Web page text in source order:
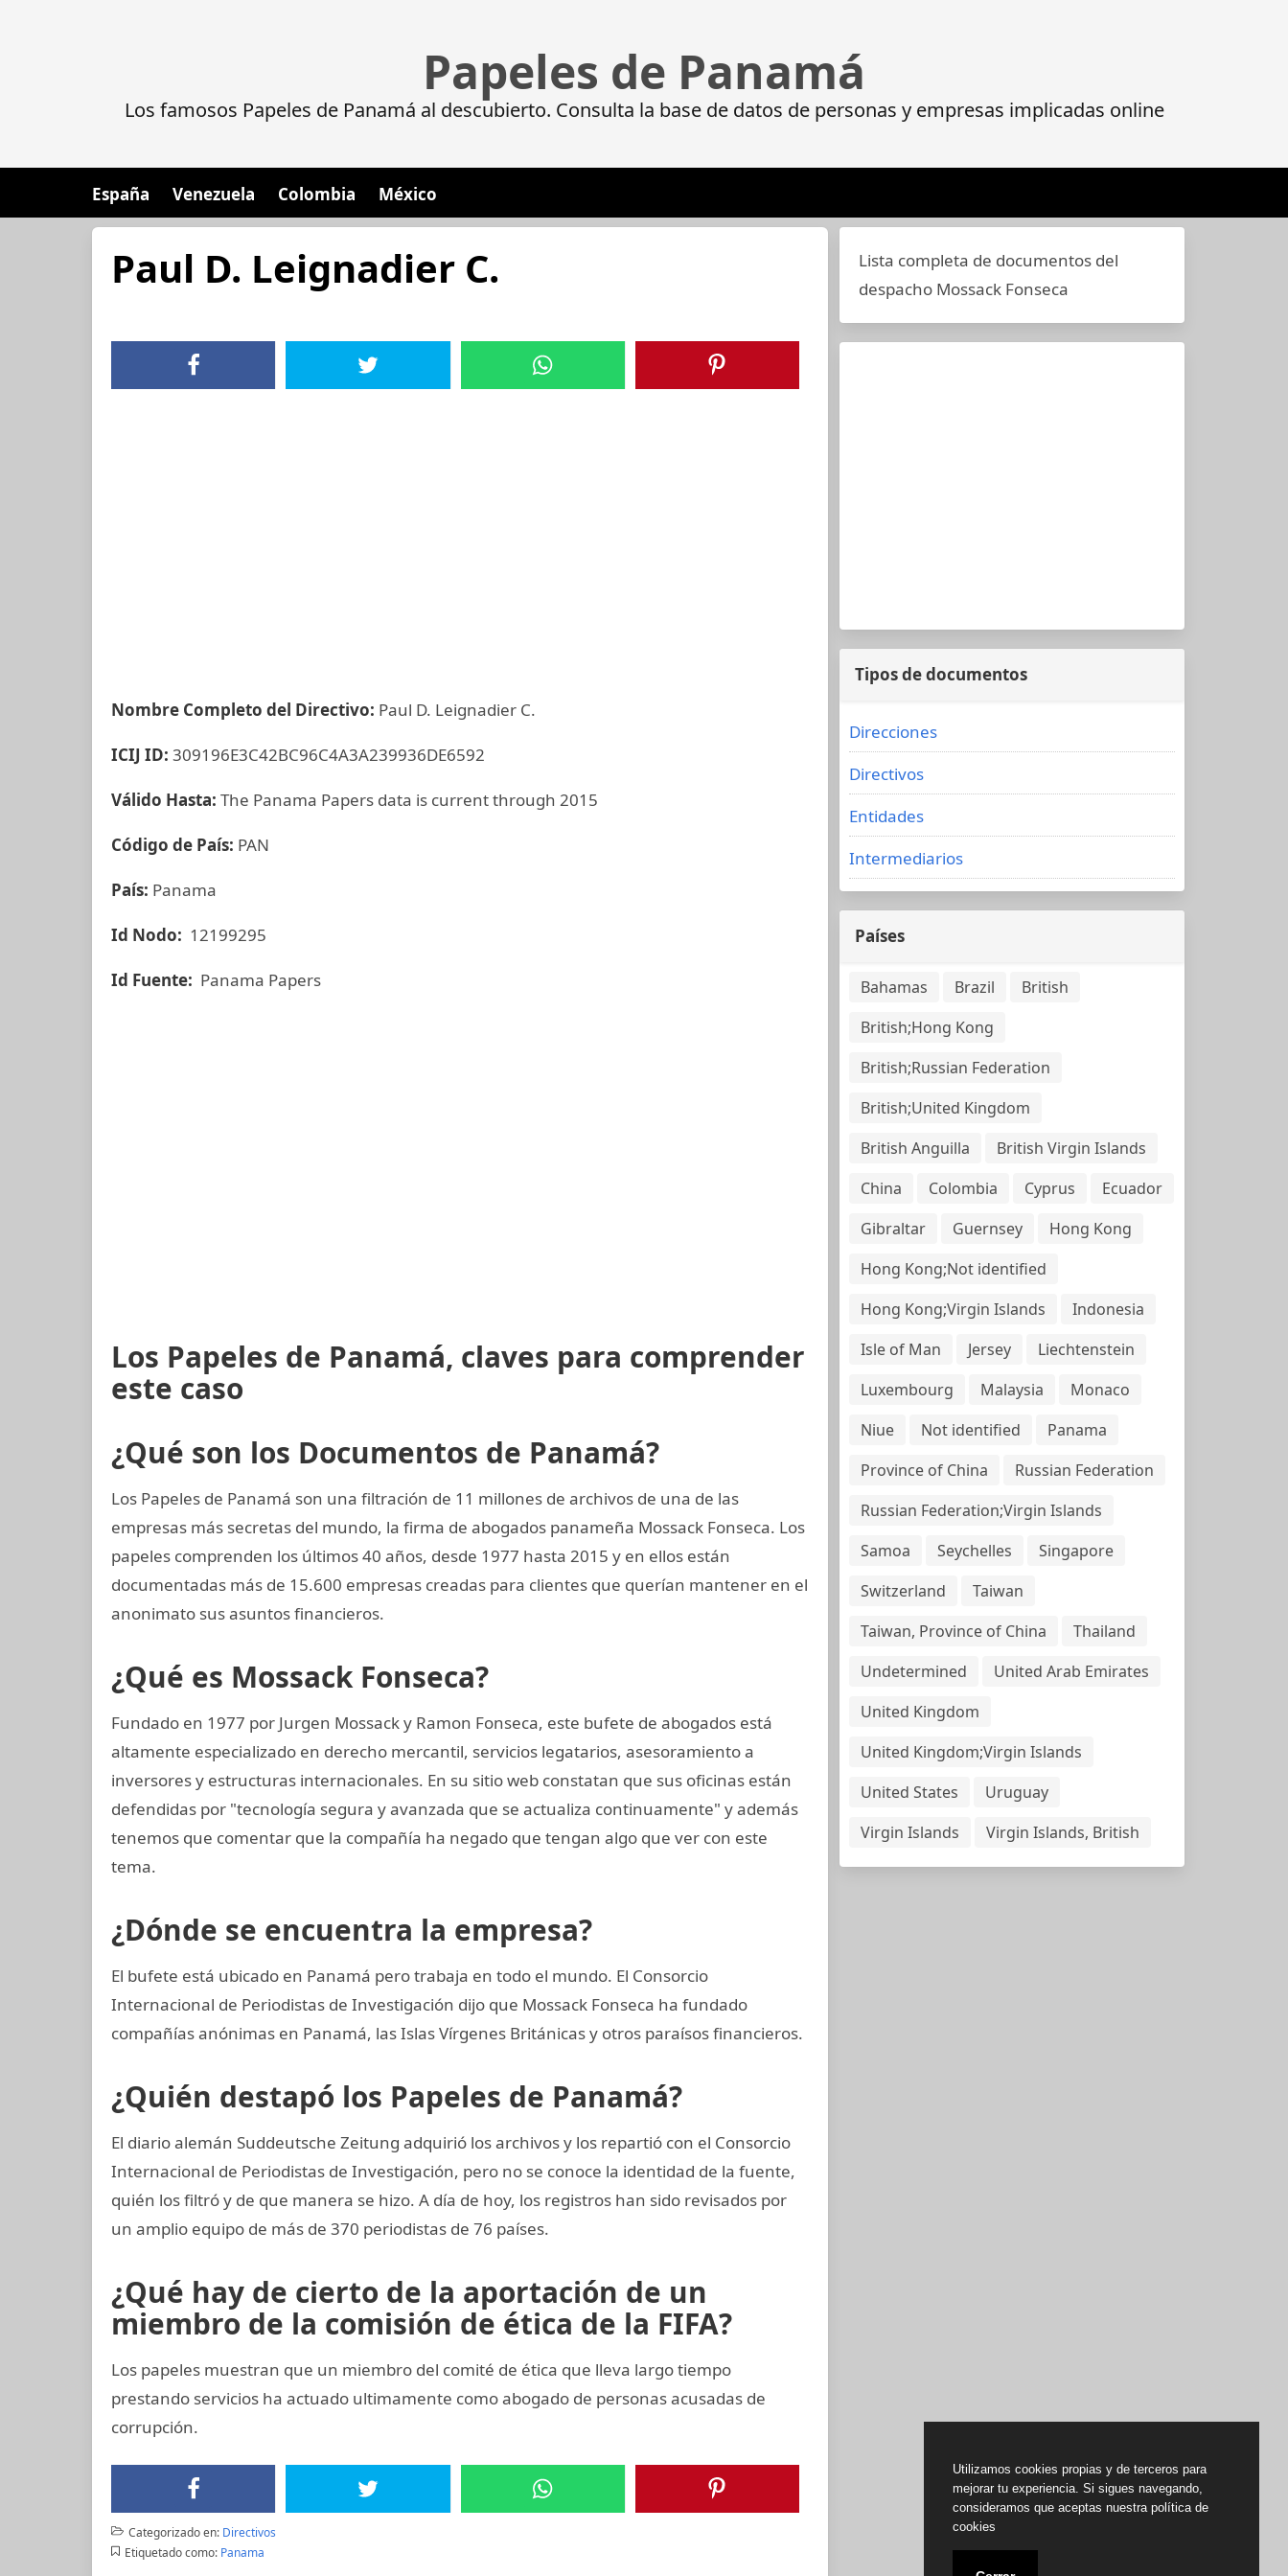
Papeles de Panamá
Los famosos Papeles de Panamá al descubierto. Consulta la base de datos de personas y empresas implicadas online
España Venezuela Colombia México
Paul D. Leignadier C.
Nombre Completo del Directivo: Paul D. Leignadier C.
ICIJ ID: 309196E3C42BC96C4A3A239936DE6592
Válido Hasta: The Panama Papers data is current through 2015
Código de País: PAN
País: Panama
Id Nodo: 12199295
Id Fuente: Panama Papers
Los Papeles de Panamá, claves para comprender
este caso
¿Qué son los Documentos de Panamá?
Los Papeles de Panamá son una filtración de 11 millones de archivos de una de las
empresas más secretas del mundo, la firma de abogados panameña Mossack Fonseca. Los
papeles comprenden los últimos 40 años, desde 1977 hasta 2015 y en ellos están
documentadas más de 15.600 empresas creadas para clientes que querían mantener en el
anonimato sus asuntos financieros.
¿Qué es Mossack Fonseca?
Fundado en 1977 por Jurgen Mossack y Ramon Fonseca, este bufete de abogados está
altamente especializado en derecho mercantil, servicios legatarios, asesoramiento a
inversores y estructuras internacionales. En su sitio web constatan que sus oficinas están
defendidas por "tecnología segura y avanzada que se actualiza continuamente" y además
tenemos que comentar que la compañía ha negado que tengan algo que ver con este
tema.
¿Dónde se encuentra la empresa?
El bufete está ubicado en Panamá pero trabaja en todo el mundo. El Consorcio
Internacional de Periodistas de Investigación dijo que Mossack Fonseca ha fundado
compañías anónimas en Panamá, las Islas Vírgenes Británicas y otros paraísos financieros.
¿Quién destapó los Papeles de Panamá?
El diario alemán Suddeutsche Zeitung adquirió los archivos y los repartió con el Consorcio
Internacional de Periodistas de Investigación, pero no se conoce la identidad de la fuente,
quién los filtró y de que manera se hizo. A día de hoy, los registros han sido revisados por
un amplio equipo de más de 370 periodistas de 76 países.
¿Qué hay de cierto de la aportación de un
miembro de la comisión de ética de la FIFA?
Los papeles muestran que un miembro del comité de ética que lleva largo tiempo
prestando servicios ha actuado ultimamente como abogado de personas acusadas de
corrupción.
Categorizado en: Directivos
Etiquetado como: Panama
Lista completa de documentos del
despacho Mossack Fonseca
Tipos de documentos
Direcciones
Directivos
Entidades
Intermediarios
Países
Bahamas Brazil
British
British;Hong Kong
British;Russian Federation
British;United Kingdom
British Anguilla
British Virgin Islands
China
Colombia Cyprus
Ecuador
Gibraltar
Guernsey
Hong Kong
Hong Kong;Not identified
Hong Kong;Virgin Islands
Indonesia
Isle of Man
Jersey
Liechtenstein
Luxembourg
Malaysia
Monaco
Niue
Not identified
Panama
Province of China
Russian Federation
Russian Federation;Virgin Islands
Samoa
Seychelles
Singapore
Switzerland
Taiwan
Taiwan, Province of China
Thailand
Undetermined
United Arab Emirates
United Kingdom
United Kingdom;Virgin Islands
United States
Uruguay
Virgin Islands
Virgin Islands, British
Utilizamos cookies propias y de terceros para
mejorar tu experiencia. Si sigues navegando,
consideramos que aceptas nuestra política de
cookies